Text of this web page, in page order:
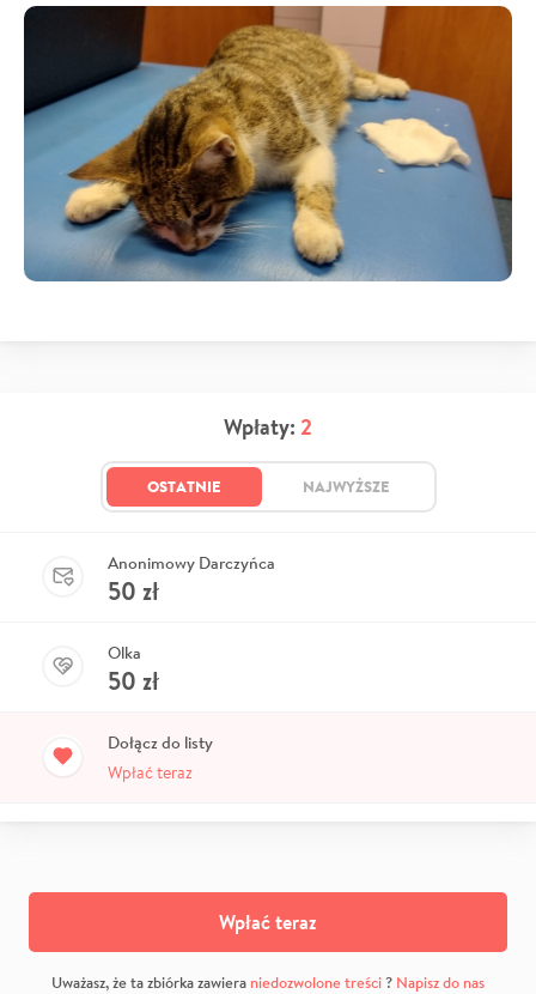
Wpłaty: 2
OSTATNIE NAJWYŻSZE
Anonimowy Darczyńca
50 zł
Olka
50 zł
Dołącz do listy
Wpłać teraz
Wpłać teraz
Uważasz, że ta zbiórka zawiera niedozwolone treści? Napisz do nas